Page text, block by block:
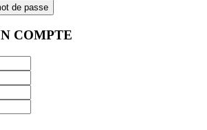
de passe
COMPTE